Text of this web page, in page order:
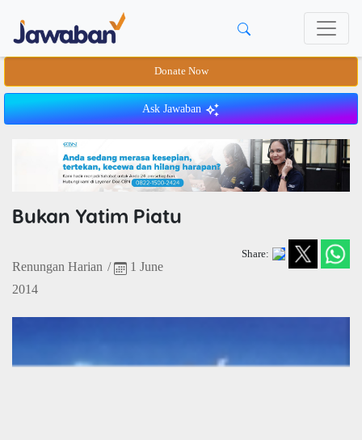
Donate Now
Ask Jawaban
Bukan Yatim Piatu
Renungan Harian /
1 June
2014
Share: